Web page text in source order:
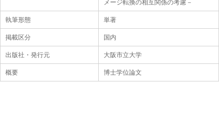
メージ転換の相互関係の考慮－
執筆形態 単著
掲載区分 国内
出版社・発行元 大阪市立大学
概要 博士学位論文